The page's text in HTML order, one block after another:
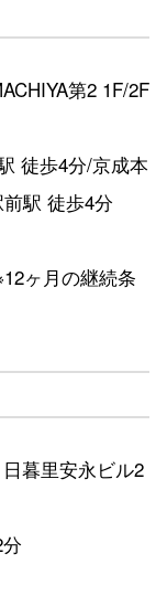
第2 1F/2F
徒歩4分/京成本
駅 徒歩4分
ヶ月の継続条
暮里安永ビル2